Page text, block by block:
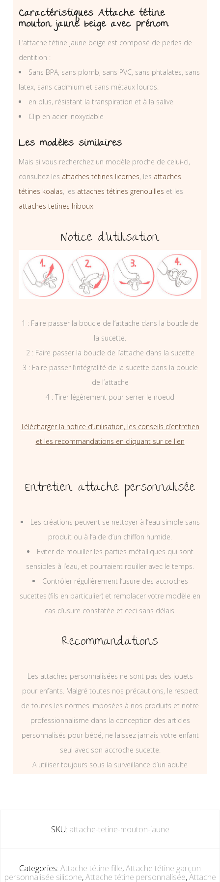
Caractéristiques Attache tétine
mouton jaune beige avec prénom
L’attache tétine jaune beige est composé de perles de
dentition :
Sans BPA, sans plomb, sans PVC, sans phtalates, sans
latex, sans cadmium et sans métaux lourds.
en plus, résistant la transpiration et à la salive
Clip en acier inoxydable
Les modèles similaires
Mais si vous recherchez un modèle proche de celui-ci,
consultez les attaches tétines licornes, les attaches
tétines koalas, les attaches tétines grenouilles et les
attaches tetines hiboux
Notice d’utilisation
1 : Faire passer la boucle de l’attache dans la boucle de
la sucette.
2 : Faire passer la boucle de l’attache dans la sucette
3 : Faire passer l’intégralité de la sucette dans la boucle
de l’attache
4 : Tirer légèrement pour serrer le noeud
Télécharger la notice d’utilisation, les conseils d’entretien
et les recommandations en cliquant sur ce lien
Entretien attache personnalisée
Les créations peuvent se nettoyer à l’eau simple sans
produit ou à l’aide d’un chiffon humide.
Eviter de mouiller les parties métalliques qui sont
sensibles à l’eau, et pourraient rouiller avec le temps.
Contrôler régulièrement l’usure des accroches
sucettes (fils en particulier) et remplacer votre modèle en
cas d’usure constatée et ceci sans délais.
Recommandations
Les attaches personnalisées ne sont pas des jouets
pour enfants. Malgré toutes nos précautions, le respect
de toutes les normes imposées à nos produits et notre
professionnalisme dans la conception des articles
personnalisés pour bébé, ne laissez jamais votre enfant
seul avec son accroche sucette.
A utiliser toujours sous la surveillance d’un adulte
SKU: attache-tetine-mouton-jaune
Categories: Attache tétine fille,Attache tétine garçon
personnalisée silicone,Attache tétine personnalisée,Attache